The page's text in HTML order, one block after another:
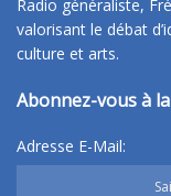
Radio généraliste,
valorisant le débat
culture et arts.
Abonnez-vous à
Adresse E-Mail: